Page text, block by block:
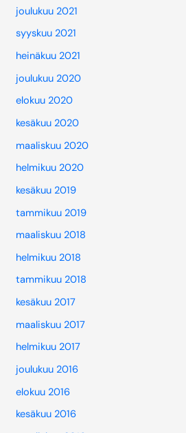
joulukuu 2021
syyskuu 2021
heinäkuu 2021
joulukuu 2020
elokuu 2020
kesäkuu 2020
maaliskuu 2020
helmikuu 2020
kesäkuu 2019
tammikuu 2019
maaliskuu 2018
helmikuu 2018
tammikuu 2018
kesäkuu 2017
maaliskuu 2017
helmikuu 2017
joulukuu 2016
elokuu 2016
kesäkuu 2016